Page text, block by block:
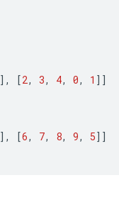
] , [2, 3, 4, 0, 1 ]]
] , [6, 7, 8, 9, 5]]